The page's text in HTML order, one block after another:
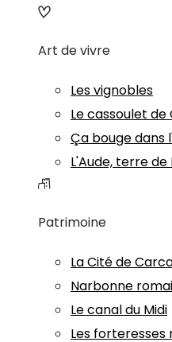
Art de vivre
Les vignobles
Le cassoulet
Ça bouge dans
L'Aude, terre de
Patrimoine
La Cité de
Narbonne
Le canal du Midi
Les forteresses